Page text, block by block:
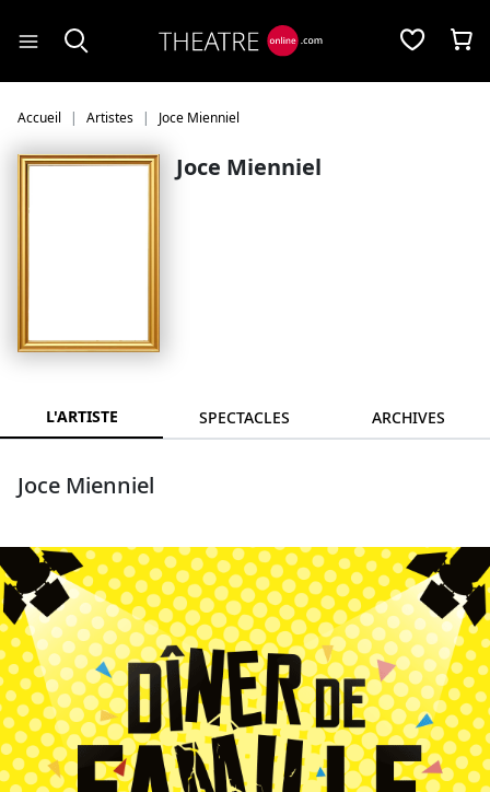
Accueil Artistes Joce Mienniel
Joce Mienniel
L'ARTISTE SPECTACLES ARCHIVES
Joce Mienniel